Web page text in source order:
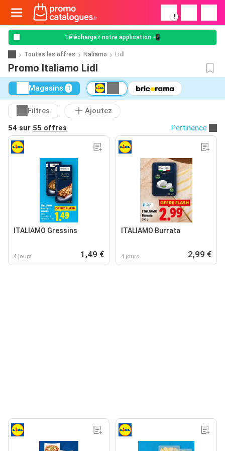
!
Téléchargez notre application 📲
Toutes les offres Italiamo Lidl
Promo Italiamo Lidl
Magasins 1
Filtres
Ajoutez
54 sur 55 offres Pertinence
ITALIAMO Gressins
4 jours 1,49 €
ITALIAMO Burrata
4 jours 2,99 €